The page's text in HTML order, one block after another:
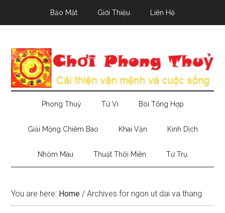
Bảo Mật Giới Thiệu Liên Hệ
Phong Thuỷ Tử Vi Bói Tổng Hợp
Giải Mộng Chiêm Bao Khai Vận Kinh Dịch
Nhóm Máu Thuật Thôi Miên Tứ Trụ
You are here: Home / Archives for ngon ut dai va thang